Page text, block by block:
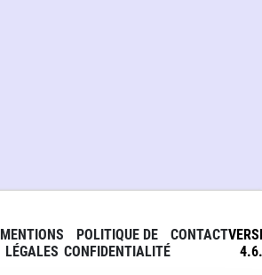
MENTIONS
LÉGALES
POLITIQUE DE
CONFIDENTIALITÉ
CONTACT